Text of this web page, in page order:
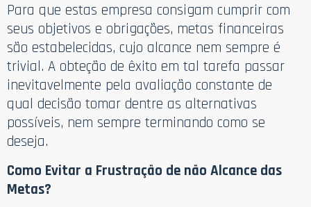
Para que estas empresa consigam cumprir com
seus objetivos e obrigações, metas financeiras
são estabelecidas, cujo alcance nem sempre é
trivial. A obteção de êxito em tal tarefa passar
inevitavelmente pela avaliação constante de
qual decisão tomar dentre as alternativas
possíveis, nem sempre terminando como se
deseja.
Como Evitar a Frustração de não Alcance das
Metas?